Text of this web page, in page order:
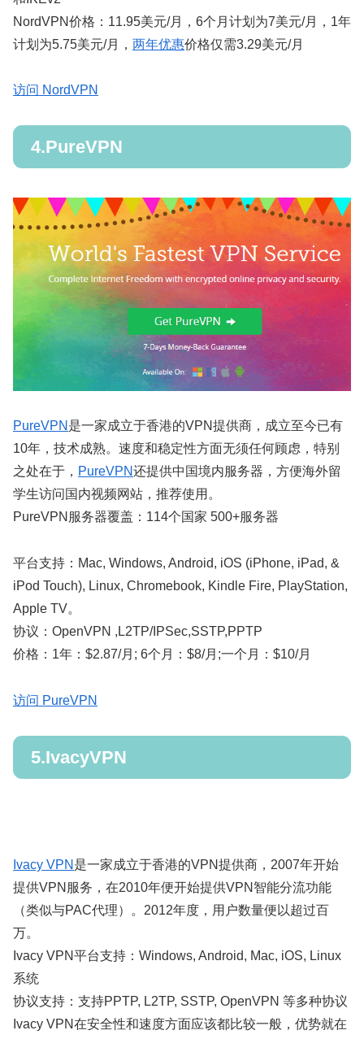
NordVPN价格：11.95美元/月，6个月计划为7美元/月，1年
计划为5.75美元/月， 两年优惠价格仅需3.29美元/月
访问 NordVPN
4.PureVPN
PureVPN 是一家成立于香港的VPN提供商，成立至今已有
10年，技术成熟。速度和稳定性方面无须任何顾虑，特别
之处在于， PureVPN还提供中国境内服务器，方便海外留
学生访问国内视频网站，推荐使用。
PureVPN服务器覆盖：114个国家 500+服务器
平台支持：Mac, Windows, Android, iOS (iPhone, iPad, &
iPod Touch), Linux, Chromebook, Kindle Fire, PlayStation,
Apple TV。
协议：OpenVPN ,L2TP/IPSec,SSTP,PPTP
价格：1年：$2.87/月; 6个月：$8/月;一个月：$10/月
访问 PureVPN
5.IvacyVPN
Ivacy VPN 是一家成立于香港的VPN提供商，2007年开始
提供VPN服务，在2010年便开始提供VPN智能分流功能
（类似与PAC代理）。2012年度，用户数量便以超过百
万。
Ivacy VPN平台支持：Windows, Android, Mac, iOS, Linux
系统
协议支持：支持PPTP, L2TP, SSTP, OpenVPN 等多种协议
Ivacy VPN在安全性和速度方面应该都比较一般，优势就在